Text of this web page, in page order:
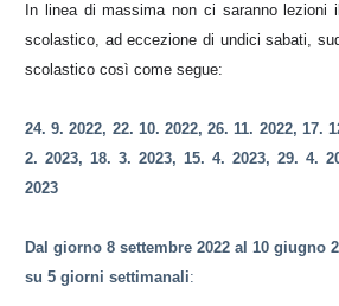
In linea di massima non ci saranno lezioni
scolastico, ad eccezione di undici sabati,
scolastico così come segue:
24. 9. 2022, 22. 10. 2022, 26. 11. 2022, 17.
2. 2023, 18. 3. 2023, 15. 4. 2023, 29. 4.
2023
Dal giorno 8 settembre 2022 al 10 giugno
su 5 giorni settimanali: